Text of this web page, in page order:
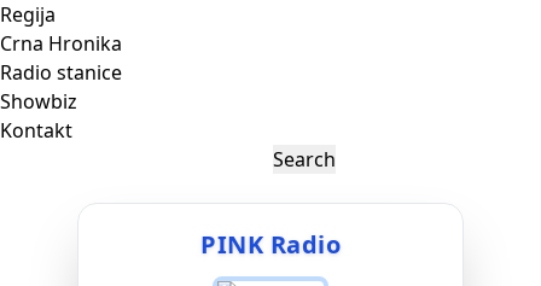
Regija
Crna Hronika
Radio stanice
Showbiz
Kontakt
PINK Radio